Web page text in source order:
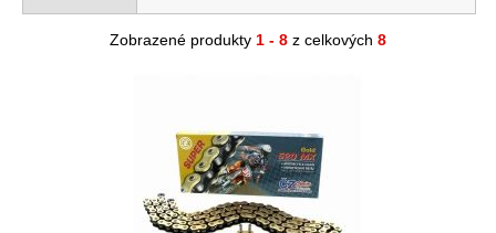
Zobrazené produkty 1 - 8 z celkových 8